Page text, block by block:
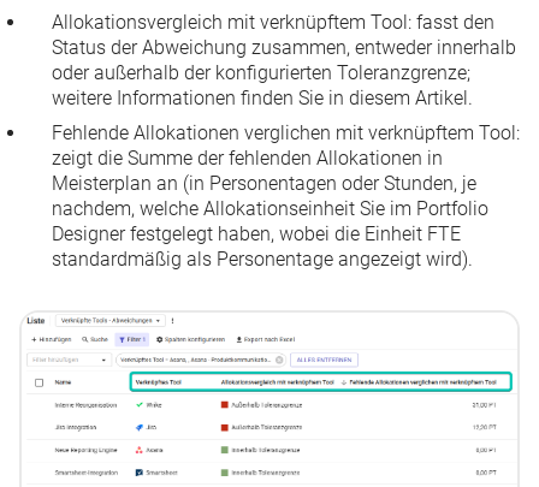
Allokationsvergleich mit verknüpftem Tool: fasst den
Status der Abweichung zusammen, entweder innerhalb
oder außerhalb der konfigurierten Toleranzgrenze;
weitere Informationen finden Sie in diesem Artikel.
Fehlende Allokationen verglichen mit verknüpftem Tool:
zeigt die Summe der fehlenden Allokationen in
Meisterplan an (in Personentagen oder Stunden, je
nachdem, welche Allokationseinheit Sie im Portfolio
Designer festgelegt haben, wobei die Einheit FTE
standardmäßig als Personentage angezeigt wird).